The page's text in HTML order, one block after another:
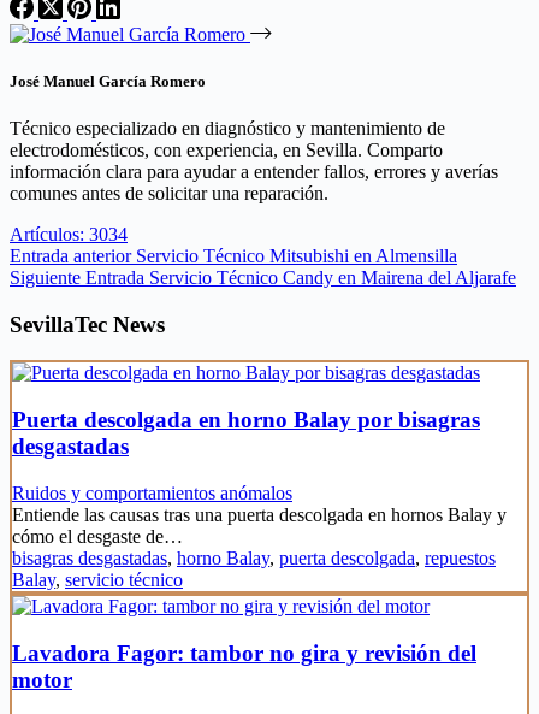
José Manuel García Romero
Técnico especializado en diagnóstico y mantenimiento de
electrodomésticos, con experiencia, en Sevilla. Comparto
información clara para ayudar a entender fallos, errores y averías
comunes antes de solicitar una reparación.
Artículos: 3034
Entrada anterior Servicio Técnico Mitsubishi en Almensilla
Siguiente Entrada Servicio Técnico Candy en Mairena del Aljarafe
SevillaTec News
Puerta descolgada en horno Balay por bisagras
desgastadas
Ruidos y comportamientos anómalos
Entiende las causas tras una puerta descolgada en hornos Balay y
cómo el desgaste de…
bisagras desgastadas, horno Balay, puerta descolgada, repuestos
Balay, servicio técnico
Lavadora Fagor: tambor no gira y revisión del
motor